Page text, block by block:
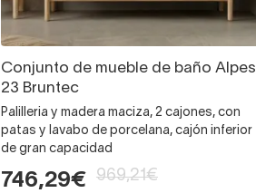
Conjunto de mueble de baño Alpes
23 Bruntec
Palilleria y madera maciza, 2 cajones, con
patas y lavabo de porcelana, cajón inferior
de gran capacidad
746,29€ 969,21€